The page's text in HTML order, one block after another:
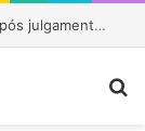
CNJ afasta Gabriela Hardt por dois anos após julgamento sobre fundo bilionário da Lava Jato